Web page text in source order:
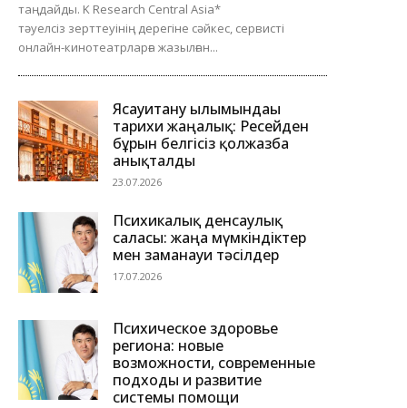
таңдайды. K Research Central Asia*
тәуелсіз зерттеуінің дерегіне сәйкес, сервисті
онлайн-кинотеатрларға жазылған...
Ясауитану ғылымындағы
тарихи жаңалық: Ресейден
бұрын белгісіз қолжазба
анықталды
23.07.2026
Психикалық денсаулық
саласы: жаңа мүмкіндіктер
мен заманауи тәсілдер
17.07.2026
Психическое здоровье
региона: новые
возможности, современные
подходы и развитие
системы помощи